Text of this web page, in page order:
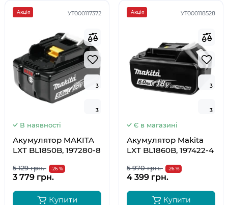
УТ000117372
Акція
3
3
3
3
В наявності
Акумулятор MAKITA
LXT BL1850B, 197280-8
5 129 грн. -26 %
3 779 грн.
Купити
УТ000118528
Акція
3
3
3
3
Є в магазині
Акумулятор Makita
LXT BL1860B, 197422-4
5 970 грн. -26 %
4 399 грн.
Купити